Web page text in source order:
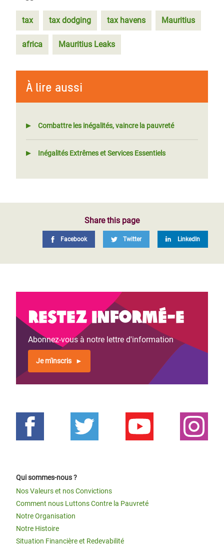
tax tax dodging tax havens Mauritius
africa Mauritius Leaks
À lire aussi
Combattre les inégalités, vaincre la pauvreté
Inégalités Extrêmes et Services Essentiels
Share this page
Facebook Twitter LinkedIn
Restez informé-e
Abonnez-vous à notre lettre d'information
Je m'inscris
Qui sommes-nous ?
Nos Valeurs et nos Convictions
Comment nous Luttons Contre la Pauvreté
Notre Organisation
Notre Histoire
Situation Financière et Redevabilité